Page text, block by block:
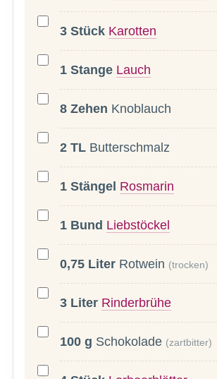
3 Stück Karotten
1 Stange Lauch
8 Zehen Knoblauch
2 TL Butterschmalz
1 Stängel Rosmarin
1 Bund Liebstöckel
0,75 Liter Rotwein (trocken)
3 Liter Rinderbrühe
100 g Schokolade (zartbitter)